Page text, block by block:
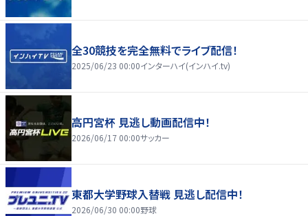
全30競技を完全無料でライブ配信！
2025/06/23 00:00インターハイ(インハイ.tv)
高円宮杯 見逃し動画配信中！
2026/06/17 00:00サッカー
東都大学野球入替戦 見逃し配信中！
2026/06/30 00:00野球